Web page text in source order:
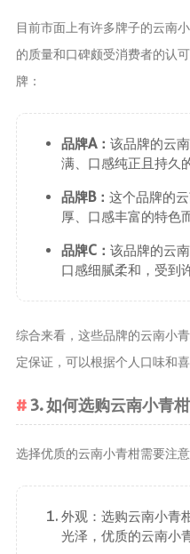
目前市面上有许多牌子的云南
的质量和口碑颇受消费者的认
牌：
品牌A： 该品牌的云
满、口感纯正且持久
品牌B： 这个品牌的
厚、口感丰富的特色
品牌C： 该品牌的云
口感细腻柔和，受到
综合来看，这些品牌的云南小
定保证，可以根据个人口味和喜
3. 如何选购云南小青
选择优质的云南小青柑需要注
外观：选购云南小青
光泽，优质的云南小
茶具
茶器
茶宠
茶叶行业动
态
中药养生
养生药汤包
治疗脱发